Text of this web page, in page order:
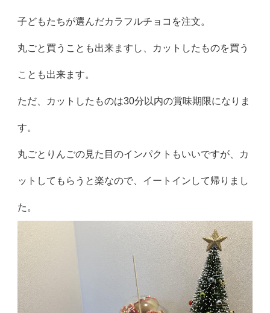
子どもたちが選んだカラフルチョコを注文。
丸ごと買うことも出来ますし、カットしたものを買う
ことも出来ます。
ただ、カットしたものは30分以内の賞味期限になりま
す。
丸ごとりんごの見た目のインパクトもいいですが、カ
ットしてもらうと楽なので、イートインして帰りまし
た。